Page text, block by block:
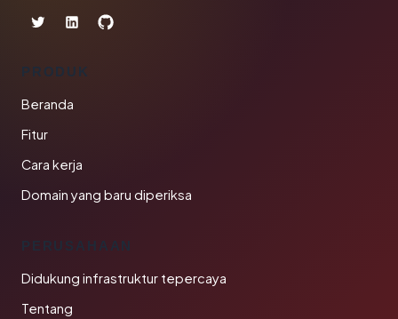
PRODUK
Beranda
Fitur
Cara kerja
Domain yang baru diperiksa
PERUSAHAAN
Didukung infrastruktur tepercaya
Tentang